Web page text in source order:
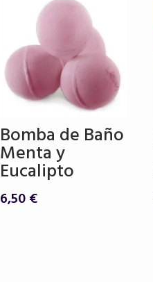
Bomba de Baño
Menta y
Eucalipto
6,50€